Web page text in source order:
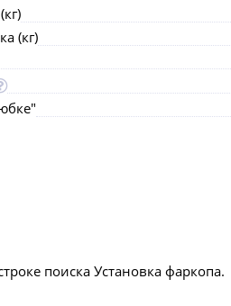
(кг)
поиска Установка фаркопа.